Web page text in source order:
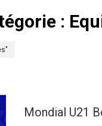
:
Mondial U21